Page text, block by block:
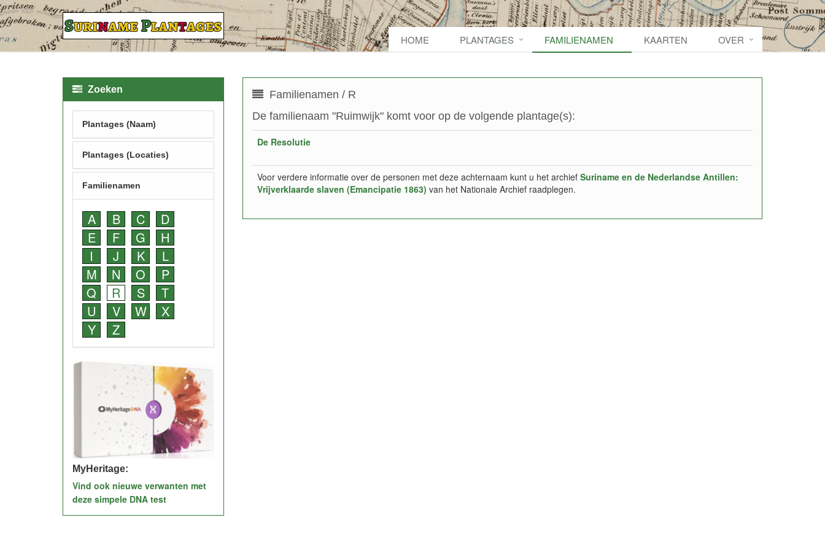
HOME PLANTAGES FAMILIENAMEN KAARTEN OVER
Familienamen / R
De familienaam "Ruimwijk" komt voor op de volgende plantage(s):
De Resolutie
Voor verdere informatie over de personen met deze achternaam kunt u het archief Suriname en de Nederlandse Antillen:
Vrijverklaarde slaven (Emancipatie 1863) van het Nationale Archief raadplegen.
Zoeken
Plantages (Naam)
Plantages (Locaties)
Familienamen
A B C
D
E
F G
H
I
J K
L
M
N O
P
Q
R S
T
U
V W
X
Y
Z
MyHeritage:
Vind ook nieuwe verwanten met
deze simpele DNA test